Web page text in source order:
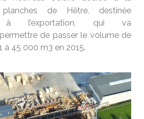
de Hêtre, destinée
à l’exportation, qui va
de passer le volume de
à 45 000 m3 en 2015.